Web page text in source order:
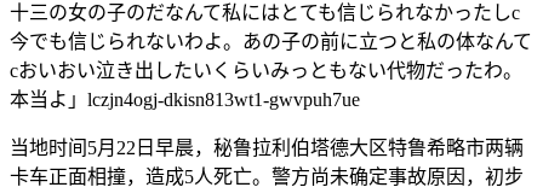
十三の女の子のだなんて私にはとても信じられなかったしc
今でも信じられないわよ。あの子の前に立つと私の体なんて
cおいおい泣き出したいくらいみっともない代物だったわ。
本当よ」lczjn4ogj-dkisn813wt1-gwvpuh7ue
当地时间5月22日早晨，秘鲁拉利伯塔德大区特鲁希略市两辆
卡车正面相撞，造成5人死亡。警方尚未确定事故原因，初步